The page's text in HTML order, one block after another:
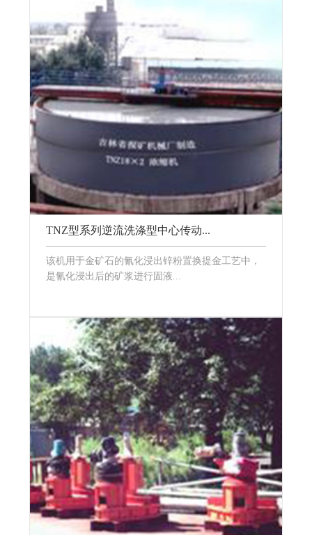
TNZ型系列逆流洗涤型中心传动...
该机用于金矿石的氰化浸出锌粉置换提金工艺中，
是氰化浸出后的矿浆进行固液...